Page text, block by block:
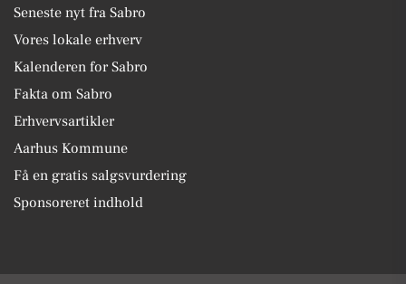
Seneste nyt fra Sabro
Vores lokale erhverv
Kalenderen for Sabro
Fakta om Sabro
Erhvervsartikler
Aarhus Kommune
Få en gratis salgsvurdering
Sponsoreret indhold